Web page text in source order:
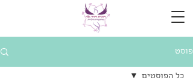
פוסט
כל הפוסטים